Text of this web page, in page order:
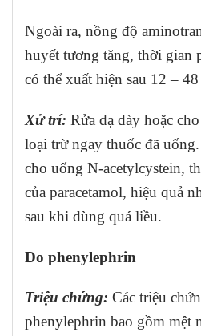
Ngoài ra, nồng độ
huyết tương tăng, thời gian
có thể xuất hiện sau 12 –
Xử trí: Rửa dạ dày hoặc
loại trừ ngay thuốc đã
cho uống N-acetylcystein,
của paracetamol, hiệu quả
sau khi dùng quá liều.
Do phenylephrin
Triệu chứng: Các triệu
phenylephrin bao gồm mệt